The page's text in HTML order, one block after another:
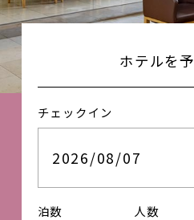
ホテルを
チェックイン
2026/08/07
泊数 人数